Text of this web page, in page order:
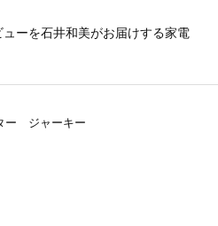
ーを石井和美がお届けする家電

前へ
次へ
ー ジャーキー